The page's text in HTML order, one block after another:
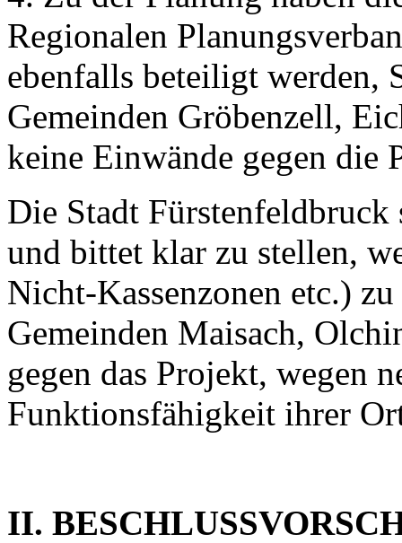
Regionalen
ebenfalls beteiligt werden,
Gemeinden Gröbenzell,
keine Einwände gegen die
Die Stadt
und bittet klar zu stellen,
Nicht-Kassenzonen etc.)
Gemeinden Maisach,
gegen das Projekt, wegen
Funktionsfähigkeit ihrer
II.